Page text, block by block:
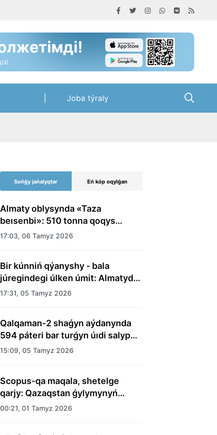
Joba týraly
Sońǵy jańalyqtar Eń kóp oqylǵan
Almaty oblysynda «Taza
beısenbi»: 510 tonna qoqys
shyǵaryldy
17:03, 06 Tamyz 2026
Bir kúnniń qýanyshy - bala
júregindegi úlken úmit: Almatyda
balalar úıiniń tárbıelenýshilerine
17:31, 05 Tamyz 2026
Qalqaman-2 shaǵyn aýdanynda
594 páteri bar turǵyn úıdi salyp
bitti
15:09, 05 Tamyz 2026
Scopus-qa maqala, shetelge
qarjy: Qazaqstan ǵylymynyń
esebi kimge kerek?
00:21, 01 Tamyz 2026